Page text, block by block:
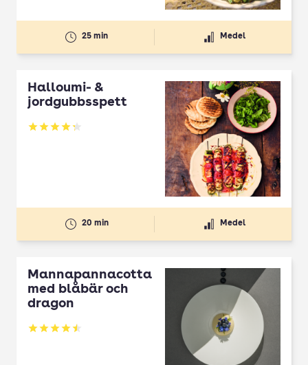
25 min Medel
Halloumi- &
jordgubbsspett
Betyg: 4.3 av 5
20 min Medel
Mannapannacotta
med blåbär och
dragon
Betyg: 4.5 av 5